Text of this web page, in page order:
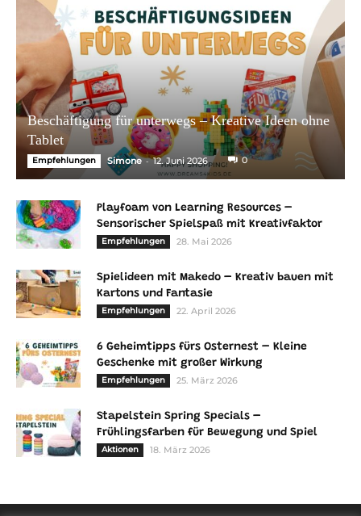
Beschäftigung für unterwegs – Kreative Ideen ohne
Tablet
Empfehlungen Simone - 12. Juni 2026 0
Playfoam von Learning Resources –
Sensorischer Spielspaß mit Kreativfaktor
Empfehlungen 28. Mai 2026
Spielideen mit Makedo – Kreativ bauen mit
Kartons und Fantasie
Empfehlungen 22. April 2026
6 Geheimtipps fürs Osternest – Kleine
Geschenke mit großer Wirkung
Empfehlungen 25. März 2026
Stapelstein Spring Specials –
Frühlingsfarben für Bewegung und Spiel
Aktionen 18. März 2026